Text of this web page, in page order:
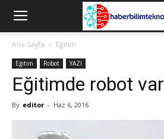
Ana Sayfa Eğitim
Eğitim Robot YAZI
Eğitimde robot var
By editor - Haz 6, 2016